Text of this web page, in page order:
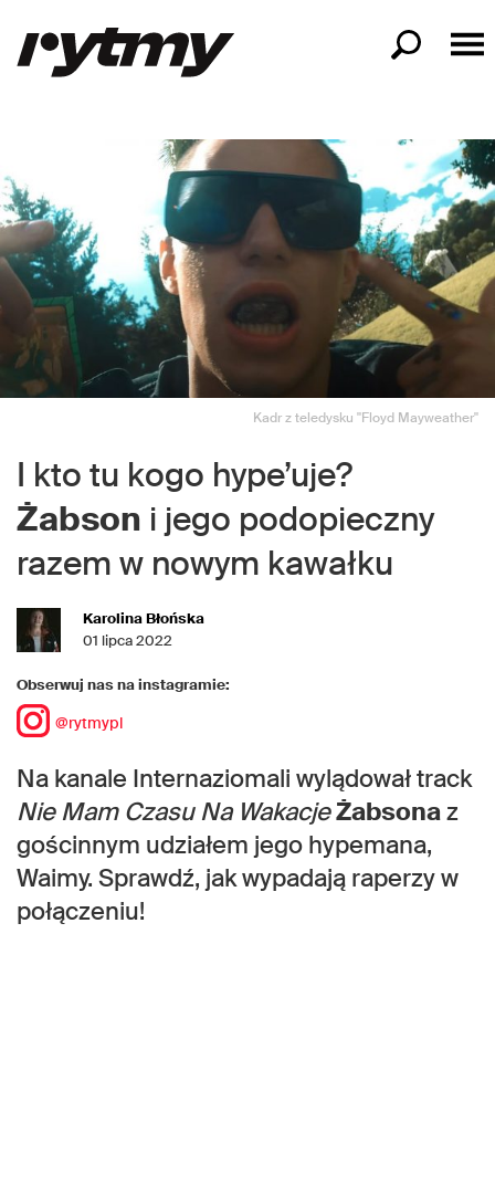
Kadr z teledysku "Floyd Mayweather"
I kto tu kogo hype’uje?
Żabson i jego podopieczny
razem w nowym kawałku
Karolina Błońska
01 lipca 2022
Obserwuj nas na instagramie:
@rytmypl
Na kanale Internaziomali wylądował track
Nie Mam Czasu Na WakacjeŻabsonaz
gościnnym udziałem jego hypemana,
Waimy. Sprawdź, jak wypadają raperzy w
połączeniu!